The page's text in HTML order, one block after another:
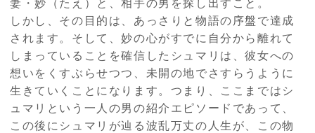
妻・妙（たえ）と、相手の男を探し出すこと。
しかし、その目的は、あっさりと物語の序盤で達成
されます。そして、妙の心がすでに自分から離れて
しまっていることを確信したシュマリは、彼女への
想いをくすぶらせつつ、未開の地でさすらうように
生きていくことになります。つまり、ここまではシ
ュマリという一人の男の紹介エピソードであって、
この後にシュマリが辿る波乱万丈の人生が、この物